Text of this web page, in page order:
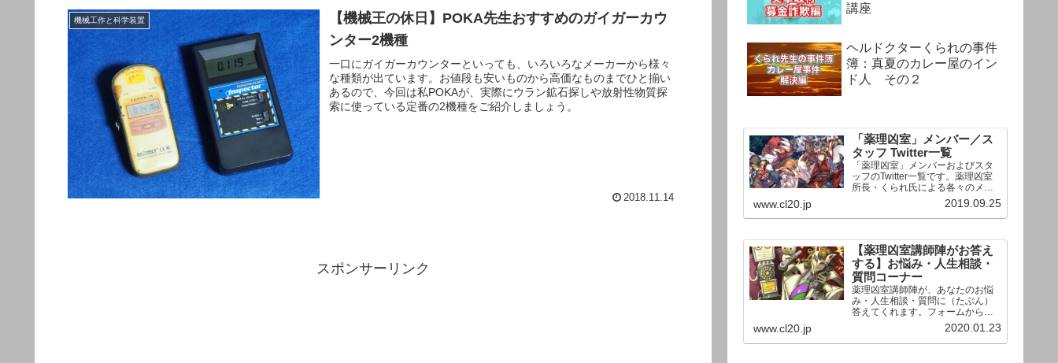
機械工作と科学装置
【機械王の休日】POKA先生おすすめのガイガーカウ
ンター2機種
一口にガイガーカウンターといっても、いろいろなメーカーから様々
な種類が出ています。お値段も安いものから高価なものまでひと揃い
あるので、今回は私POKAが、実際にウラン鉱石探しや放射性物質探
索に使っている定番の2機種をご紹介しましょう。
2018.11.14
スポンサーリンク
講座
ヘルドクターくられの事件
簿：真夏のカレー屋のイン
ド人 その２
「薬理凶室」メンバー／ス
タッフ Twitter一覧
「薬理凶室」メンバーおよびスタ
ッフのTwitter一覧です。薬理凶室
所長・くられ氏による各々のメン
バーの一言紹介付き。Twitterへの
リンクの下にあるフォローボタン
を押すとそのままフォローできま
www.cl20.jp 2019.09.25
【薬理凶室講師陣がお答え
する】お悩み・人生相談・
質問コーナー
薬理凶室講師陣が、あなたのお悩
み・人生相談・質問に（たぶん）
答えてくれます。フォームからお
送りいただいた相談は、順次、動
画として公開される予定（時期未
定）！ どうぞお気軽にご質問く
www.cl20.jp 2020.01.23